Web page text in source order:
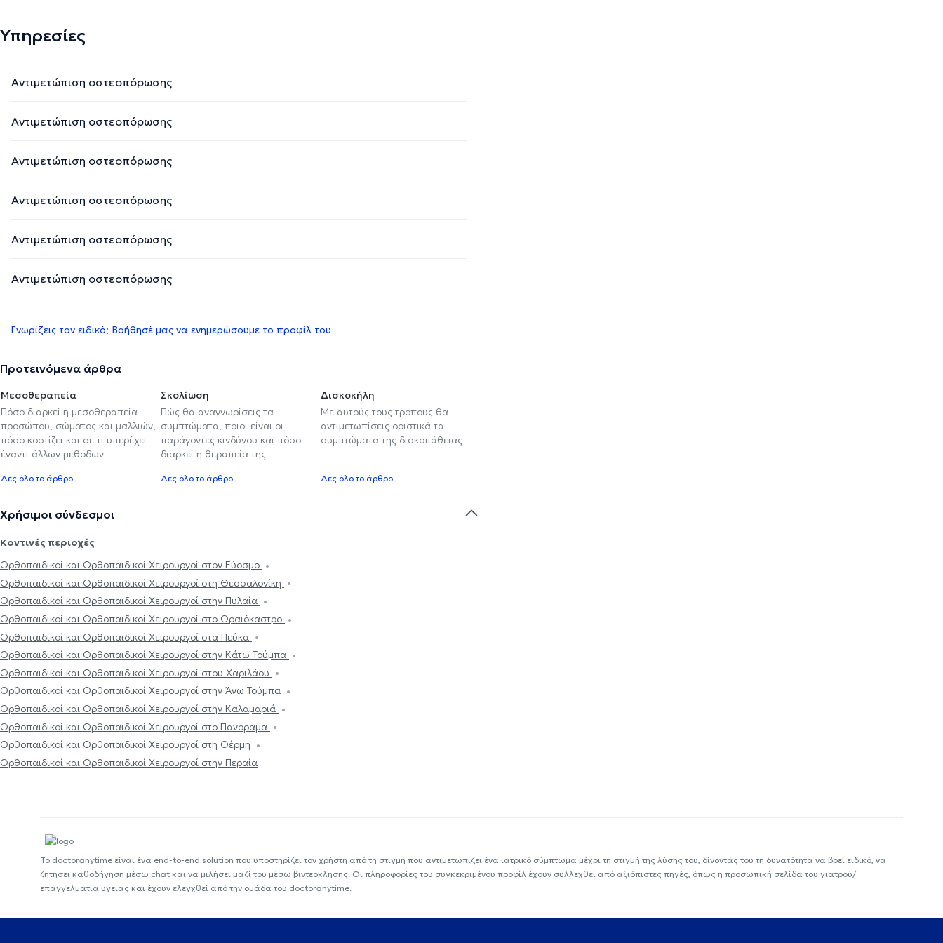
Υπηρεσίες
Αντιμετώπιση οστεοπόρωσης
Αντιμετώπιση οστεοπόρωσης
Αντιμετώπιση οστεοπόρωσης
Αντιμετώπιση οστεοπόρωσης
Αντιμετώπιση οστεοπόρωσης
Αντιμετώπιση οστεοπόρωσης
Γνωρίζεις τον ειδικό; Βοήθησέ μας να ενημερώσουμε το προφίλ του
Προτεινόμενα άρθρα
Μεσοθεραπεία
Πόσο διαρκεί η μεσοθεραπεία
προσώπου, σώματος και μαλλιών,
πόσο κοστίζει και σε τι υπερέχει
έναντι άλλων μεθόδων
Δες όλο το άρθρο
Σκολίωση
Πώς θα αναγνωρίσεις τα
συμπτώματα, ποιοι είναι οι
παράγοντες κινδύνου και πόσο
διαρκεί η θεραπεία της
Δες όλο το άρθρο
Δισκοκήλη
Με αυτούς τους τρόπους θα
αντιμετωπίσεις οριστικά τα
συμπτώματα της δισκοπάθειας
Δες όλο το άρθρο
Χρήσιμοι σύνδεσμοι
Κοντινές περιοχές
Ορθοπαιδικοί και Ορθοπαιδικοί Χειρουργοί στον Εύοσμο
Ορθοπαιδικοί και Ορθοπαιδικοί Χειρουργοί στη Θεσσαλονίκη
Ορθοπαιδικοί και Ορθοπαιδικοί Χειρουργοί στην Πυλαία
Ορθοπαιδικοί και Ορθοπαιδικοί Χειρουργοί στο Ωραιόκαστρο
Ορθοπαιδικοί και Ορθοπαιδικοί Χειρουργοί στα Πεύκα
Ορθοπαιδικοί και Ορθοπαιδικοί Χειρουργοί στην Κάτω Τούμπα
Ορθοπαιδικοί και Ορθοπαιδικοί Χειρουργοί στου Χαριλάου
Ορθοπαιδικοί και Ορθοπαιδικοί Χειρουργοί στην Άνω Τούμπα
Ορθοπαιδικοί και Ορθοπαιδικοί Χειρουργοί στην Καλαμαριά
Ορθοπαιδικοί και Ορθοπαιδικοί Χειρουργοί στο Πανόραμα
Ορθοπαιδικοί και Ορθοπαιδικοί Χειρουργοί στη Θέρμη
Ορθοπαιδικοί και Ορθοπαιδικοί Χειρουργοί στην Περαία
Το doctoranytime είναι ένα end-to-end solution που υποστηρίζει τον χρήστη από τη στιγμή που αντιμετωπίζει ένα ιατρικό σύμπτωμα μέχρι τη στιγμή της λύσης του, δίνοντάς του τη δυνατότητα να βρεί ειδικό, να
ζητήσει καθοδήγηση μέσω chat και να μιλήσει μαζί του μέσω βιντεοκλήσης. Οι πληροφορίες του συγκεκριμένου προφίλ έχουν συλλεχθεί από αξιόπιστες πηγές, όπως η προσωπική σελίδα του γιατρού/
επαγγελματία υγείας και έχουν ελεγχθεί από την ομάδα του doctoranytime.